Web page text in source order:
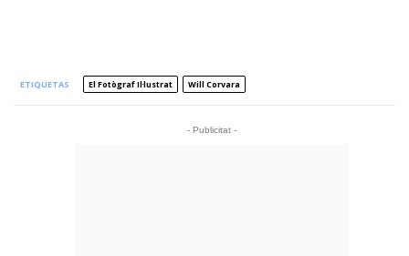
ETIQUETAS El Fotògraf Il·lustrat Will Corvara
- Publicitat -